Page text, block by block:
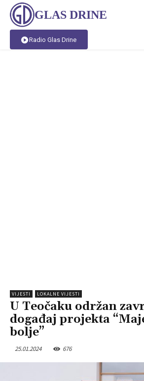
GLAS DRINE
Radio Glas Drine
VIJESTI LOKALNE VIJESTI
U Teočaku održan
događaj projekta
bolje”
25.01.2024 676